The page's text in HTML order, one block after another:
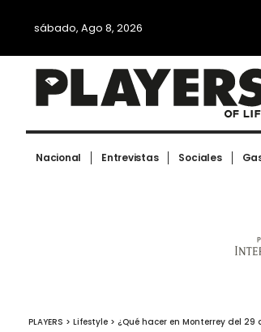
sábado, Ago 8, 2026
Nacional Entrevistas Sociales
PLAYERS > Lifestyle > ¿Qué hacer en Monterrey del 29